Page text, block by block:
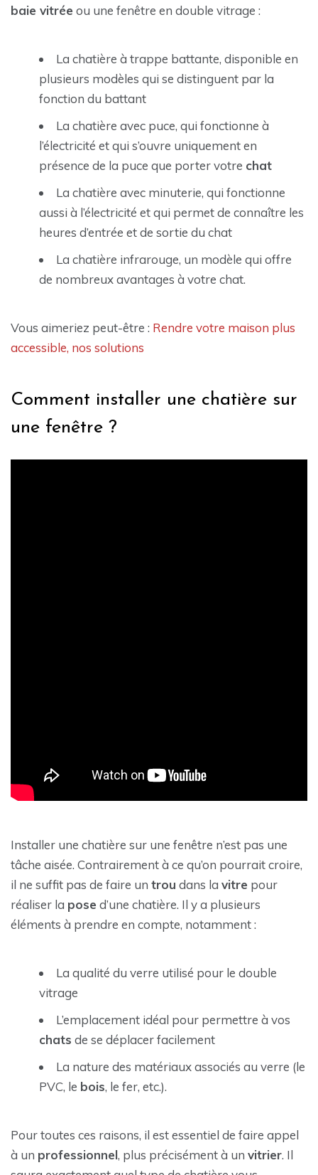
baie vitrée ou une fenêtre en double vitrage :
La chatière à trappe battante, disponible en
plusieurs modèles qui se distinguent par la
fonction du battant
La chatière avec puce, qui fonctionne à
l’électricité et qui s’ouvre uniquement en
présence de la puce que porter votre chat
La chatière avec minuterie, qui fonctionne
aussi à l’électricité et qui permet de connaître les
heures d’entrée et de sortie du chat
La chatière infrarouge, un modèle qui offre
de nombreux avantages à votre chat.
Vous aimeriez peut-être : Rendre votre maison plus
accessible, nos solutions
Comment installer une chatière sur
une fenêtre ?
Installer une chatière sur une fenêtre n’est pas une
tâche aisée. Contrairement à ce qu’on pourrait croire,
il ne suffit pas de faire un trou dans la vitre pour
réaliser la pose d’une chatière. Il y a plusieurs
éléments à prendre en compte, notamment :
La qualité du verre utilisé pour le double
vitrage
L’emplacement idéal pour permettre à vos
chats de se déplacer facilement
La nature des matériaux associés au verre (le
PVC, le bois, le fer, etc.).
Pour toutes ces raisons, il est essentiel de faire appel
à un professionnel, plus précisément à un vitrier. Il